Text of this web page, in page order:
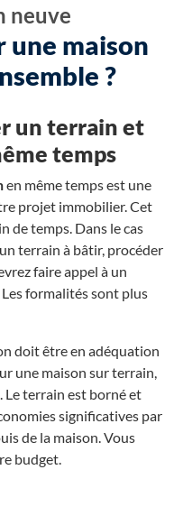
neuve
une maison
?
un terrain et
temps
en même temps est une
projet immobilier. Cet
de temps. Dans le cas
terrain à bâtir, procéder
faire appel à un
formalités sont plus
doit être en adéquation
une maison sur terrain,
Le terrain est borné et
significatives par
de la maison. Vous
budget.